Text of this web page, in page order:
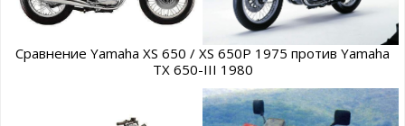
Сравнение Yamaha XS 650 / XS 650P 1975 против Yamaha
TX 650-III 1980